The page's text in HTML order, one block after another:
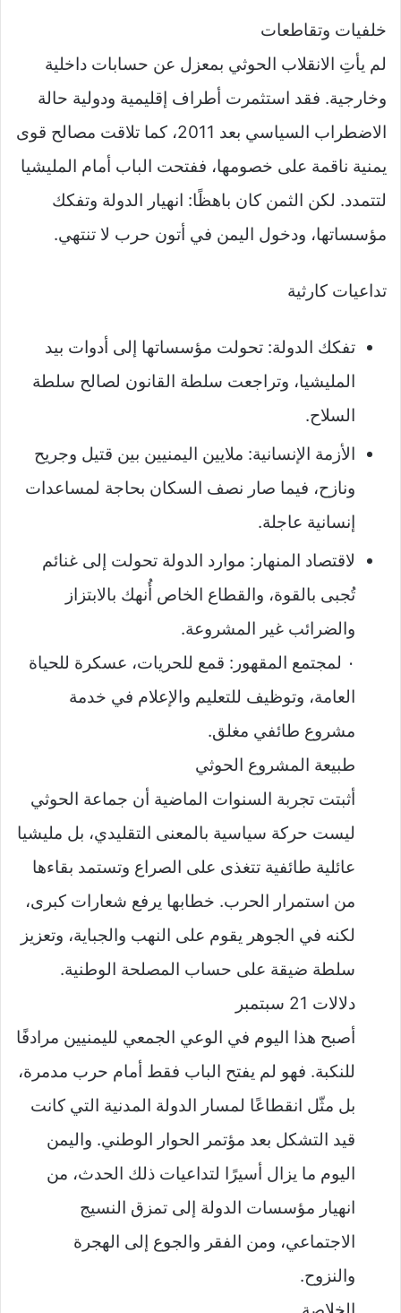
خلفيات وتقاطعات
لم يأتِ الانقلاب الحوثي بمعزل عن حسابات داخلية
وخارجية. فقد استثمرت أطراف إقليمية ودولية حالة
الاضطراب السياسي بعد 2011، كما تلاقت مصالح قوى
يمنية ناقمة على خصومها، ففتحت الباب أمام المليشيا
لتتمدد. لكن الثمن كان باهظًا: انهيار الدولة وتفكك
مؤسساتها، ودخول اليمن في أتون حرب لا تنتهي.
تداعيات كارثية
تفكك الدولة: تحولت مؤسساتها إلى أدوات بيد
المليشيا، وتراجعت سلطة القانون لصالح سلطة
السلاح.
الأزمة الإنسانية: ملايين اليمنيين بين قتيل وجريح
ونازح، فيما صار نصف السكان بحاجة لمساعدات
إنسانية عاجلة.
لاقتصاد المنهار: موارد الدولة تحولت إلى غنائم
تُجبى بالقوة، والقطاع الخاص أُنهك بالابتزاز
والضرائب غير المشروعة.
٠ لمجتمع المقهور: قمع للحريات، عسكرة للحياة
العامة، وتوظيف للتعليم والإعلام في خدمة
مشروع طائفي مغلق.
طبيعة المشروع الحوثي
أثبتت تجربة السنوات الماضية أن جماعة الحوثي
ليست حركة سياسية بالمعنى التقليدي، بل مليشيا
عائلية طائفية تتغذى على الصراع وتستمد بقاءها
من استمرار الحرب. خطابها يرفع شعارات كبرى،
لكنه في الجوهر يقوم على النهب والجباية، وتعزيز
سلطة ضيقة على حساب المصلحة الوطنية.
دلالات 21 سبتمبر
أصبح هذا اليوم في الوعي الجمعي لليمنيين مرادفًا
للنكبة. فهو لم يفتح الباب فقط أمام حرب مدمرة،
بل مثّل انقطاعًا لمسار الدولة المدنية التي كانت
قيد التشكل بعد مؤتمر الحوار الوطني. واليمن
اليوم ما يزال أسيرًا لتداعيات ذلك الحدث، من
انهيار مؤسسات الدولة إلى تمزق النسيج
الاجتماعي، ومن الفقر والجوع إلى الهجرة
والنزوح.